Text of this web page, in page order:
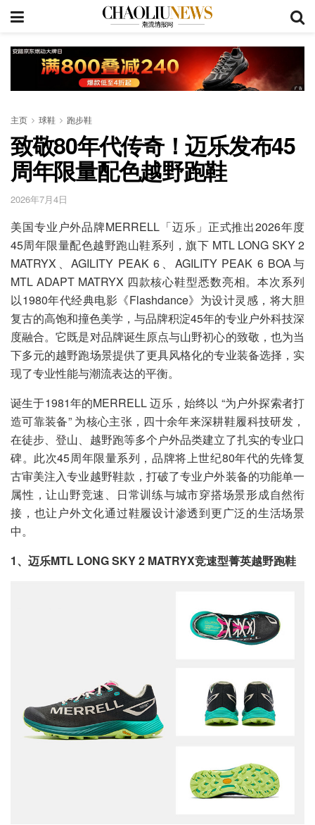
主页 球鞋 跑步鞋
致敬80年代传奇！迈乐发布45
周年限量配色越野跑鞋
2026年7月4日
美国专业户外品牌MERRELL「迈乐」正式推出2026年度
45周年限量配色越野跑山鞋系列，旗下 MTL LONG SKY 2
MATRYX、AGILITY PEAK 6、AGILITY PEAK 6 BOA与
MTL ADAPT MATRYX 四款核心鞋型悉数亮相。本次系列
以1980年代经典电影《Flashdance》为设计灵感，将大胆
复古的高饱和撞色美学，与品牌积淀45年的专业户外科技深
度融合。它既是对品牌诞生原点与山野初心的致敬，也为当
下多元的越野跑场景提供了更具风格化的专业装备选择，实
现了专业性能与潮流表达的平衡。
诞生于1981年的MERRELL 迈乐，始终以 “为户外探索者打
造可靠装备” 为核心主张，四十余年来深耕鞋履科技研发，
在徒步、登山、越野跑等多个户外品类建立了扎实的专业口
碑。此次45周年限量系列，品牌将上世纪80年代的先锋复
古审美注入专业越野鞋款，打破了专业户外装备的功能单一
属性，让山野竞速、日常训练与城市穿搭场景形成自然衔
接，也让户外文化通过鞋履设计渗透到更广泛的生活场景
中。
1、迈乐MTL LONG SKY 2 MATRYX竞速型菁英越野跑鞋